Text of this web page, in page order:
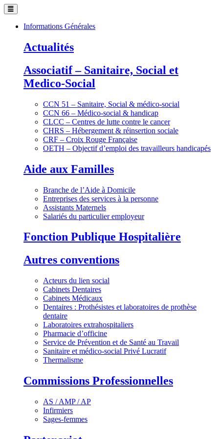
Informations Générales
Actualités
Associatif – Sanitaire, Social et
Medico-Social
CCN 51 – Sanitaire, Social & médico-social
CCN 66 – Médico-social & handicap
CLCC – Centres de lutte contre le cancer
CHRS – Hébergement & réinsertion sociale
CRF – Croix Rouge Française
OETH – Objectif d’emploi des travailleurs handicapés
Aide aux Familles
Branche de l’Aide à Domicile
Entreprises des services à la personne
Assistants Maternels
Salariés du particulier employeur
Fonction Publique Hospitalière
Autres conventions
Acteurs du lien social
Cabinets Dentaires
Cabinets Médicaux
Dentaires : Prothésistes et laboratoires de prothèse
dentaire
Laboratoires extrahospitaliers
Pharmacie d’officine
Service de Prévention et de Santé au Travail
Sanitaire et médico-social Privé Lucratif
Thermalisme
Commissions Professionnelles
AS / AMP / AP
Infirmiers
Sages-femmes